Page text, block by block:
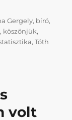
Gergely, bíró,
, köszönjük,
,Tóth
volt